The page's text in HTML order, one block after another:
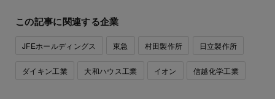
この記事に関連する企業
JFEホールディングス 東急 村田製作所 日立製作所
ダイキン工業 大和ハウス工業 イオン 信越化学工業